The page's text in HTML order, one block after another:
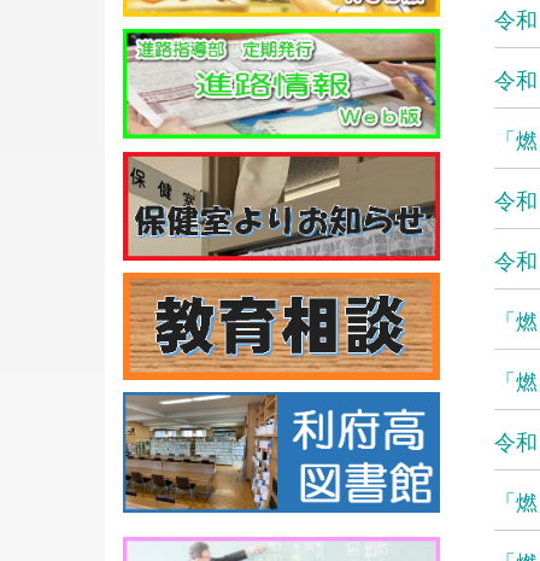
令
令
「
令
令
「
「
令
「